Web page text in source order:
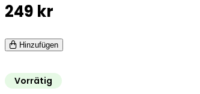
249 kr
Hinzufügen
Vorrätig